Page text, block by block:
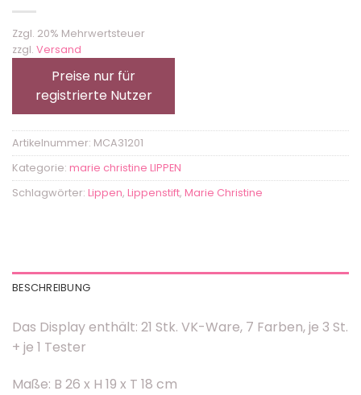
Zzgl. 20% Mehrwertsteuer
zzgl. Versand
Preise nur für
registrierte Nutzer
Artikelnummer: MCA31201
Kategorie: marie christine LIPPEN
Schlagwörter: Lippen, Lippenstift, Marie Christine
BESCHREIBUNG
Das Display enthält: 21 Stk. VK-Ware, 7 Farben, je 3 St.
+ je 1 Tester
Maße: B 26 x H 19 x T 18 cm